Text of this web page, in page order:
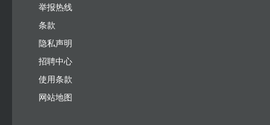
举报热线
条款
隐私声明
招聘中心
使用条款
网站地图